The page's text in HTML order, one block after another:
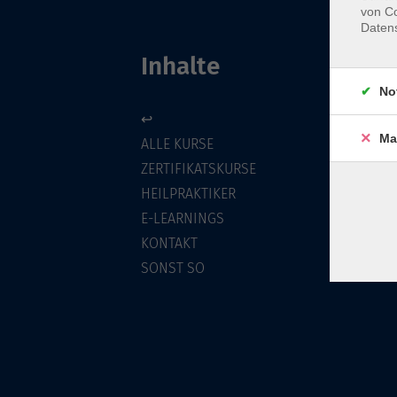
Inhalte
↩
ALLE KURSE
ZERTIFIKATSKURSE
HEILPRAKTIKER
E-LEARNINGS
KONTAKT
SONST SO
von